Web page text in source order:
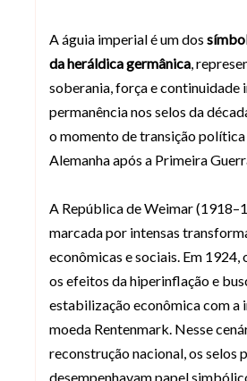
A águia imperial é um dos
da heráldica germânica ,
soberania, força e continuidade
permanência nos selos da
o momento de transição
Alemanha após a Primeira
A República de Weimar
marcada por intensas
econômicas e sociais. Em 1924,
os efeitos da hiperinflação e
estabilização econômica com a
moeda Rentenmark. Nesse
reconstrução nacional, os selos
desempenhavam papel